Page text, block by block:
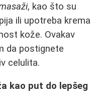
, kao što su
ili upotreba krema
kože. Ovakav
da postignete
celulita.
kao put do lepšeg